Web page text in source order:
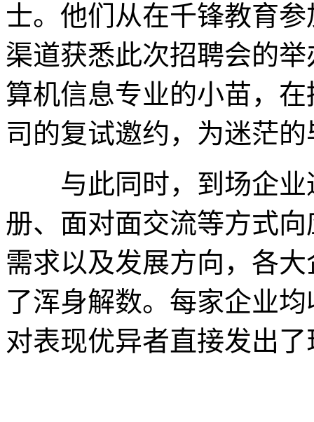
士。他们从在千锋教育
渠道获悉此次招聘会的
算机信息专业的小苗，
司的复试邀约，为迷茫
与此同时，到场企业
册、面对面交流等方式
需求以及发展方向，各
了浑身解数。每家企业
对表现优异者直接发出了